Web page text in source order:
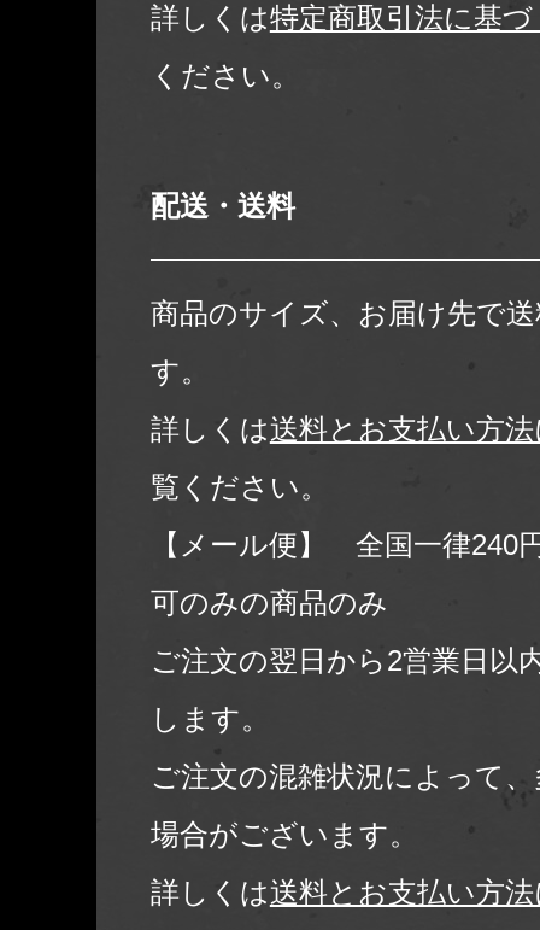
詳しくは特定商取引法に基
ください。
配送・送料
商品のサイズ、お届け先で
す。
詳しくは送料とお支払い方
覧ください。
【メール便】 全国一律240
可のみの商品のみ
ご注文の翌日から2営業日以
します。
ご注文の混雑状況によって
場合がございます。
詳しくは送料とお支払い方